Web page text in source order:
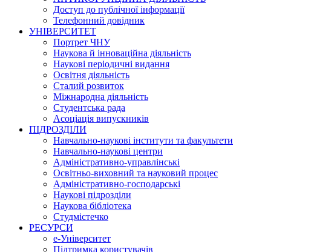
Доступ до публічної інформації
Телефонний довідник
УНІВЕРСИТЕТ
Портрет ЧНУ
Наукова й інноваційна діяльність
Наукові періодичні видання
Освітня діяльність
Сталий розвиток
Міжнародна діяльність
Студентська рада
Асоціація випускників
ПІДРОЗДІЛИ
Навчально-наукові інститути та факультети
Навчально-наукові центри
Адміністративно-управлінські
Освітньо-виховний та науковий процес
Адміністративно-господарські
Наукові підрозділи
Наукова бібліотека
Студмістечко
РЕСУРСИ
е-Університет
Підтримка користувачів